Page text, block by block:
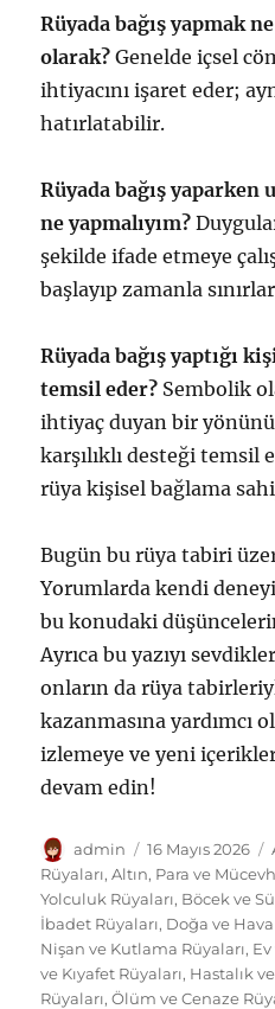
Rüyada bağış yapmak
olarak? Genelde içsel
ihtiyacını işaret eder;
hatırlatabilir.
Rüyada bağış yaparken
ne yapmalıyım?
şekilde ifade etmeye
başlayıp zamanla
Rüyada bağış yaptığı
temsil eder? Sembolik
ihtiyaç duyan bir
karşılıklı desteği temsil
rüya kişisel bağlama
Bugün bu rüya tabiri
Yorumlarda kendi
bu konudaki
Ayrıca bu yazıyı
onların da rüya
kazanmasına yardımcı
izlemeye ve yeni
devam edin!
Yazar
admin
Yayın
tarihi
16 Mayıs 2026
Rüyaları,Altın, Para ve
Yolculuk Rüyaları, Böcek ve
İbadet Rüyaları, Doğa ve
Nişan ve Kutlama Rüyaları,
ve Kıyafet Rüyaları, Hastalık
Rüyaları,Ölüm ve Cenaze